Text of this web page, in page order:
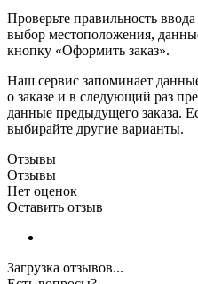
Проверьте правильность
выбор местоположения,
кнопку «Оформить заказ».
Наш сервис запоминает
о заказе и в следующий раз
данные предыдущего заказа.
выбирайте другие варианты.
Отзывы
Отзывы
Нет оценок
Оставить отзыв
Загрузка отзывов...